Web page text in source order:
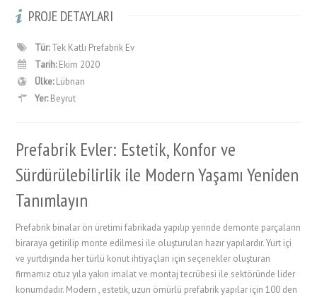
PROJE DETAYLARI
Tür:Tek Katlı Prefabrik Ev
Tarih:Ekim 2020
Ülke:Lübnan
Yer:Beyrut
Prefabrik Evler: Estetik, Konfor ve
Sürdürülebilirlik ile Modern Yaşamı Yeniden
Tanımlayın
Prefabrik binalar ön üretimi fabrikada yapılıp yerinde demonte parçaların
biraraya getirilip monte edilmesi ile oluşturulan hazır yapılardır. Yurt içi
ve yurtdışında her türlü konut ihtiyaçları için seçenekler oluşturan
firmamız otuz yıla yakın imalat ve montaj tecrübesi ile sektöründe lider
konumdadır. Modern , estetik, uzun ömürlü prefabrik yapılar için 100 den